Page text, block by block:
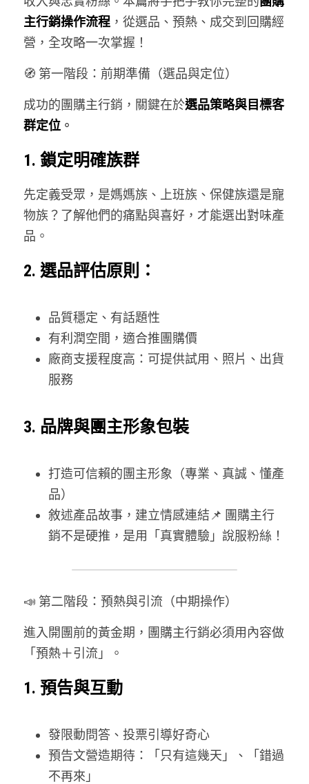
團購商機問與答Vietnam
熱門Q&A
所有博客分類
團購商機問與答TM
團購商機問與答VN
電商代營運代操
電商創業知識庫
Facebook
登錄
搜索
繁體中文
主行銷操作流程 ，從選品、預熱、成交到回購經
營，全攻略一次掌握！
🧭 第一階段：前期準備（選品與定位）
成功的團購主行銷，關鍵在於選品策略與目標客
群定位 。
1. 鎖定明確族群
先定義受眾，是媽媽族、上班族、保健族還是寵
物族？了解他們的痛點與喜好，才能選出對味產
品。
2. 選品評估原則：
品質穩定、有話題性
有利潤空間，適合推團購價
廠商支援程度高：可提供試用、照片、出貨
服務
3. 品牌與團主形象包裝
打造可信賴的團主形象（專業、真誠、懂產
品）
敘述產品故事，建立情感連結📌 團購主行
銷不是硬推，是用「真實體驗」說服粉絲！
📣 第二階段：預熱與引流（中期操作）
進入開團前的黃金期，團購主行銷必須用內容做
「預熱＋引流」。
1. 預告與互動
發限動問答、投票引導好奇心
預告文營造期待：「只有這幾天」、「錯過
不再來」